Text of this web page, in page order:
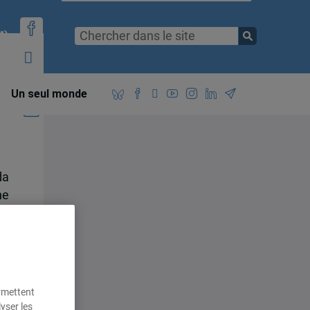
Un seul monde
les